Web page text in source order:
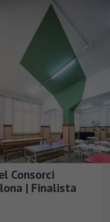
Consorci
| Finalista